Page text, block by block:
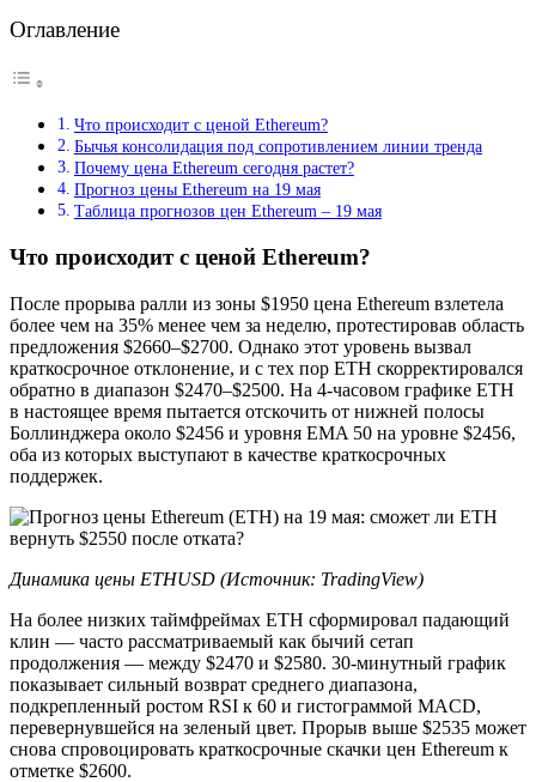
Оглавление
Что происходит с ценой Ethereum?
Бычья консолидация под сопротивлением линии тренда
Почему цена Ethereum сегодня растет?
Прогноз цены Ethereum на 19 мая
Таблица прогнозов цен Ethereum – 19 мая
Что происходит с ценой Ethereum?
После прорыва ралли из зоны $1950 цена Ethereum взлетела
более чем на 35% менее чем за неделю, протестировав область
предложения $2660–$2700. Однако этот уровень вызвал
краткосрочное отклонение, и с тех пор ETH скорректировался
обратно в диапазон $2470–$2500. На 4-часовом графике ETH
в настоящее время пытается отскочить от нижней полосы
Боллинджера около $2456 и уровня EMA 50 на уровне $2456,
оба из которых выступают в качестве краткосрочных
поддержек.
Динамика цены ETHUSD (Источник: TradingView)
На более низких таймфреймах ETH сформировал падающий
клин — часто рассматриваемый как бычий сетап
продолжения — между $2470 и $2580. 30-минутный график
показывает сильный возврат среднего диапазона,
подкрепленный ростом RSI к 60 и гистограммой MACD,
перевернувшейся на зеленый цвет. Прорыв выше $2535 может
снова спровоцировать краткосрочные скачки цен Ethereum к
отметке $2600.